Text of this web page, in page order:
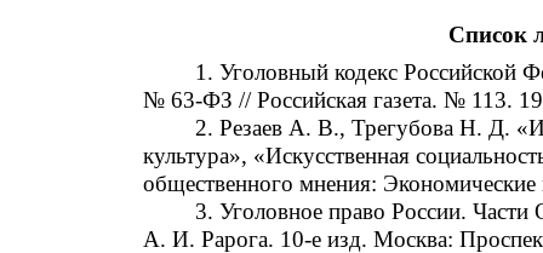
Список
1. Уголовный кодекс Российской
№ 63-ФЗ // Российская газета. № 113.
2. Резаев А. В., Трегубова Н. Д.
культура», «Искусственная
общественного мнения:
3. Уголовное право России.
А. И. Рарога. 10-е изд. Москва: